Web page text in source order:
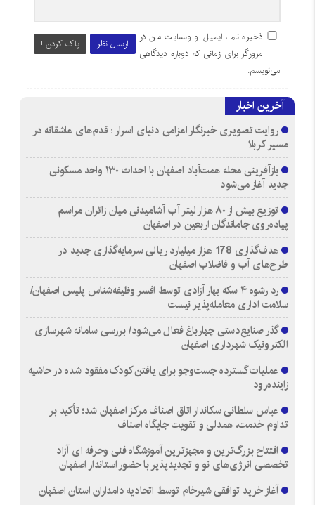
ارسال نظر پاک کردن !
ذخیره نام، ایمیل و وبسایت من در
مرورگر برای زمانی که دوباره دیدگاهی
می‌نویسم.
آخرین اخبار
روایت تصویری خبرنگار اعزامی دنیای اسرار : قدم‌های عاشقانه در
مسیر کربلا
بازآفرینی محله همت‌آباد اصفهان با احداث ۱۳۰ واحد مسکونی
جدید آغاز می‌شود
توزیع بیش از ۸۰ هزار لیتر آب آشامیدنی میان زائران مراسم
پیاده‌روی جاماندگان اربعین در اصفهان
هدف‌گذاری 178 هزار میلیارد ریالی سرمایه‌گذاری جدید در
طرح‌های آب و فاضلاب اصفهان
رد رشوه ۴ سکه بهار آزادی توسط افسر وظیفه‌شناس پلیس اصفهان/
سلامت اداری معامله‌پذیر نیست
گذر صنایع‌دستی چهارباغ فعال می‌شود/ بررسی سامانه شهرسازی
الکترونیک شهرداری اصفهان
عملیات گسترده جست‌وجو برای یافتن کودک مفقود شده در حاشیه
زاینده‌رود
عباس سلطانی سکاندار اتاق اصناف مرکز اصفهان شد؛ تأکید بر
تداوم خدمت، همدلی و تقویت جایگاه اصناف
افتتاح بزرگ‌ترین و مجهزترین آموزشگاه فنی وحرفه ای آزاد
تخصصی انرژی‌های نو و تجدیدپذیر با حضور استاندار اصفهان
آغاز خرید توافقی شیرخام توسط اتحادیه دامداران استان اصفهان